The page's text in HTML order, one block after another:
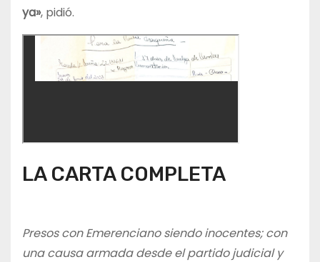
ya», pidió.
LA CARTA COMPLETA
Presos con Emerenciano siendo inocentes; con
una causa armada desde el partido judicial y